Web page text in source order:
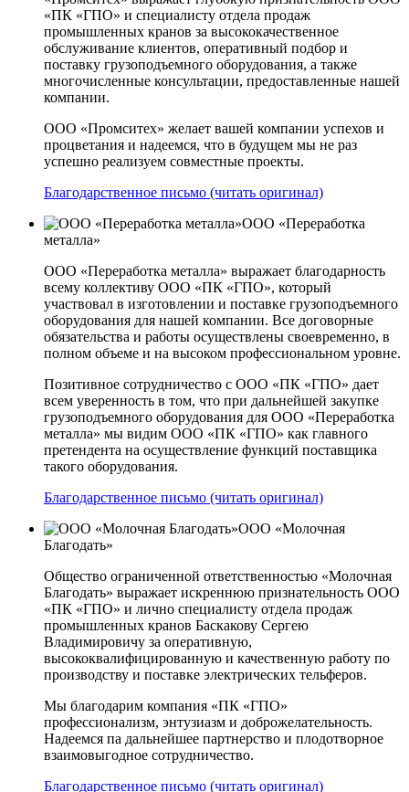
«ПК «ГПО» и специалисту отдела продаж
промышленных кранов за высококачественное
обслуживание клиентов, оперативный подбор и
поставку грузоподъемного оборудования, а также
многочисленные консультации, предоставленные нашей
компании.
ООО «Промситех» желает вашей компании успехов и
процветания и надеемся, что в будущем мы не раз
успешно реализуем совместные проекты.
Благодарственное письмо (читать оригинал)
ООО «Переработка
металла»
ООО «Переработка металла» выражает благодарность
всему коллективу ООО «ПК «ГПО», который
участвовал в изготовлении и поставке грузоподъемного
оборудования для нашей компании. Все договорные
обязательства и работы осуществлены своевременно, в
полном объеме и на высоком профессиональном уровне.
Позитивное сотрудничество с ООО «ПК «ГПО» дает
всем уверенность в том, что при дальнейшей закупке
грузоподъемного оборудования для ООО «Переработка
металла» мы видим ООО «ПК «ГПО» как главного
претендента на осуществление функций поставщика
такого оборудования.
Благодарственное письмо (читать оригинал)
ООО «Молочная
Благодать»
Общество ограниченной ответственностью «Молочная
Благодать» выражает искреннюю признательность ООО
«ПК «ГПО» и лично специалисту отдела продаж
промышленных кранов Баскакову Сергею
Владимировичу за оперативную,
высококвалифицированную и качественную работу по
производству и поставке электрических тельферов.
Мы благодарим компания «ПК «ГПО»
профессионализм, энтузиазм и доброжелательность.
Надеемся па дальнейшее партнерство и плодотворное
взаимовыгодное сотрудничество.
Благодарственное письмо (читать оригинал)